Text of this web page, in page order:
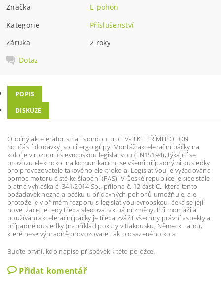
Značka
E-pohon
Kategorie
Příslušenství
Záruka
2 roky
Dotaz
POPIS
DISKUZE
Otočný akcelerátor s hall sondou pro EV-BIKE PŘÍMÍ POHON
Součástí dodávky jsou i ergo gripy. Montáž akcelerační páčky na
kolo je v rozporu s evropskou legislativou (EN15194), týkající se
provozu elektrokol na komunikacích, se všemi případnými důsledky
pro provozovatele takového elektrokola. Legislativou je vyžadována
pomoc motoru čistě ke šlapání (PAS). V České republice je sice stále
platná vyhláška č. 341/2014 Sb., příloha č. 12 část C., která tento
požadavek nezná a páčku u přídavných pohonů umožňuje, ale
protože je v přímém rozporu s legislativou evropskou, čeká se její
novelizace. Je tedy třeba sledovat aktuální změny. Při montáži a
používání akcelerační páčky je třeba zvážit všechny právní aspekty a
případné důsledky (například pokuty v Rakousku, Německu atd.),
které nese výhradně provozovatel takto osazeného kola.
Buďte první, kdo napíše příspěvek k této položce.
Přidat komentář